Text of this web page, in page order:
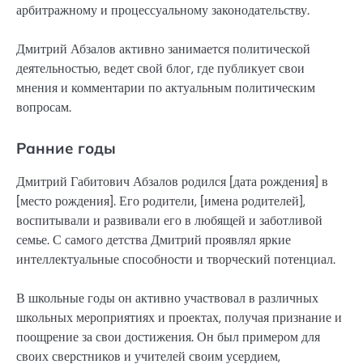
арбитражному и процессуальному законодательству.
Дмитрий Абзалов активно занимается политической
деятельностью, ведет свой блог, где публикует свои
мнения и комментарии по актуальным политическим
вопросам.
Ранние годы
Дмитрий Габитович Абзалов родился [дата рождения] в
[место рождения]. Его родители, [имена родителей],
воспитывали и развивали его в любящей и заботливой
семье. С самого детства Дмитрий проявлял яркие
интеллектуальные способности и творческий потенциал.
В школьные годы он активно участвовал в различных
школьных мероприятиях и проектах, получая признание и
поощрение за свои достижения. Он был примером для
своих сверстников и учителей своим усердием,